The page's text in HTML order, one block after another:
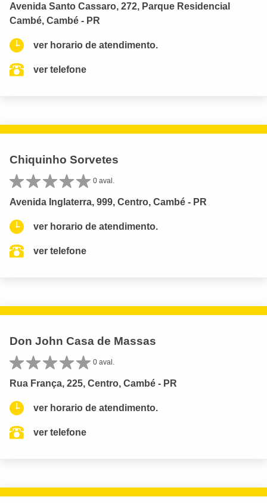
Avenida Santo Cassaro, 272, Parque Residencial
Cambé, Cambé - PR
ver horario de atendimento.
ver telefone
Chiquinho Sorvetes
0 aval.
Avenida Inglaterra, 999, Centro, Cambé - PR
ver horario de atendimento.
ver telefone
Don John Casa de Massas
0 aval.
Rua França, 225, Centro, Cambé - PR
ver horario de atendimento.
ver telefone